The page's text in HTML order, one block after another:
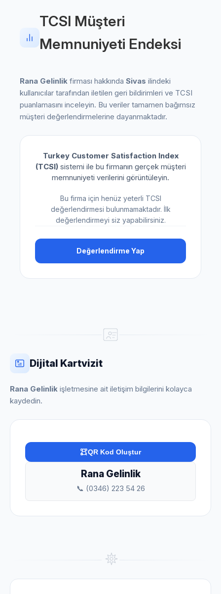
TCSI Müşteri
Memnuniyeti Endeksi
Rana Gelinlik firması hakkında Sivas ilindeki
kullanıcılar tarafından iletilen geri bildirimleri ve TCSI
puanlamasını inceleyin. Bu veriler tamamen bağımsız
müşteri değerlendirmelerine dayanmaktadır.
Turkey Customer Satisfaction Index
(TCSI)sistemi ile bu firmanın gerçek müşteri
memnuniyeti verilerini görüntüleyin.
Bu firma için henüz yeterli TCSI
değerlendirmesi bulunmamaktadır. İlk
değerlendirmeyi siz yapabilirsiniz.
Değerlendirme Yap
Dijital Kartvizit
Rana Gelinlik işletmesine ait iletişim bilgilerini kolayca
kaydedin.
QR Kod Oluştur
Rana Gelinlik
📞 (0346) 223 54 26